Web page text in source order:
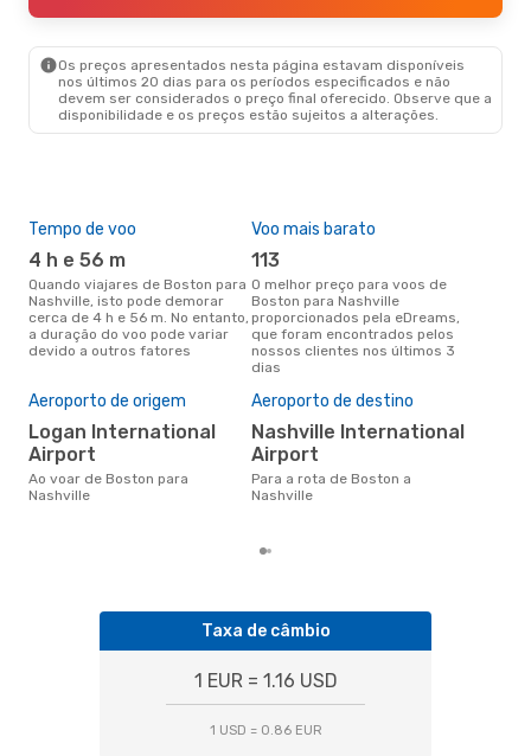
BNA- BOS
Os preços apresentados nesta página estavam disponíveis
nos últimos 20 dias para os períodos especificados e não
devem ser considerados o preço final oferecido. Observe que a
disponibilidade e os preços estão sujeitos a alterações.
Tempo de voo
4 h e 56 m
Quando viajares de Boston para
Nashville, isto pode demorar
cerca de 4 h e 56 m. No entanto,
a duração do voo pode variar
devido a outros fatores
Voo mais barato
113
O melhor preço para voos de
Boston para Nashville
proporcionados pela eDreams,
que foram encontrados pelos
nossos clientes nos últimos 3
dias
Aeroporto de origem
Logan International
Airport
Ao voar de Boston para
Nashville
Aeroporto de destino
Nashville International
Airport
Para a rota de Boston a
Nashville
Taxa de câmbio
1 EUR = 1.16 USD
1 USD = 0.86 EUR